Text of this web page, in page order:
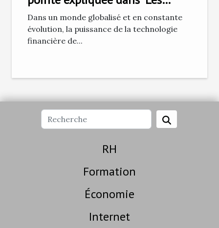
Essentiels Capital'
Dans un monde globalisé et en constante
évolution, la puissance de la technologie
financière de...
RH
Formation
Économie
Internet